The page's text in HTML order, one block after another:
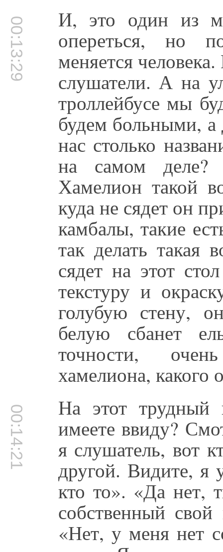
00:13:29 И, это один из
опереться, но
меняется
слушатели. А на
троллейбусе мы
будем больными, а
нас столько
на самом деле?
Хамелион такой
куда не сядет он
камбалы, такие
так делать такая
сядет на этот
текстуру и
голубую стену,
белую сбанет
точности,
хамелиона, какого
00:14:21 На этот
имеете ввиду?
я слушатель, вот
другой. Видите, я
кто то». «Да нет,
собственный
«Нет, у меня нет